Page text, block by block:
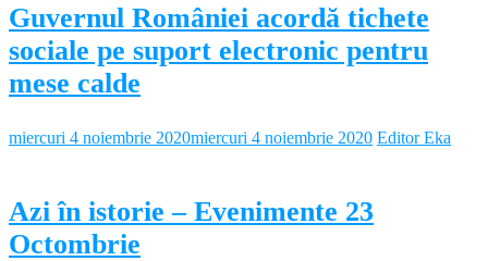
Guvernul României acordă tichete
sociale pe suport electronic pentru
mese calde
miercuri 4 noiembrie 2020miercuri 4 noiembrie 2020 Editor Eka
Azi în istorie – Evenimente 23
Octombrie